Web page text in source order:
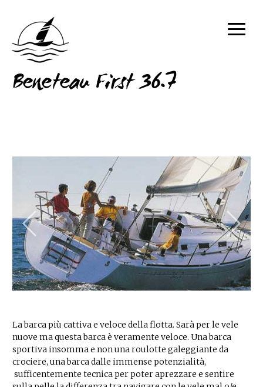
Beneteau First 36.7
La barca più cattiva e veloce della flotta. Sarà per le vele
nuove ma questa barca è veramente veloce. Una barca
sportiva insomma e non una roulotte galeggiante da
crociere, una barca dalle immense potenzialità,
sufficentemente tecnica per poter aprezzare e sentire